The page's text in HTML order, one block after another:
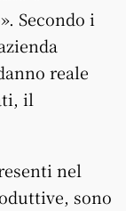
Secondo i
reale
il
nel
sono